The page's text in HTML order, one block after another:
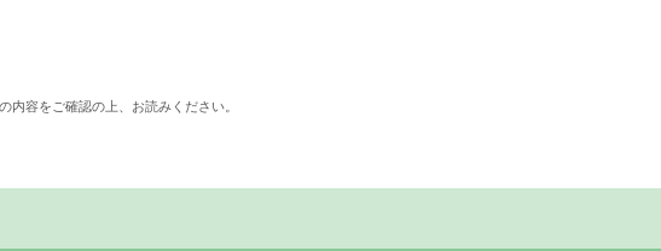
容をご確認の上、お読みください。